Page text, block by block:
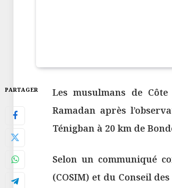
PARTAGER
Les musulmans de
Ramadan après
Ténigban à 20 km de
Selon un communiqué
(COSIM) et du Conseil